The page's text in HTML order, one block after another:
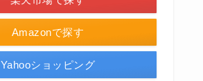
Amazonで探す
Yahooショッピング